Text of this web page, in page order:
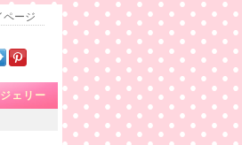
ページ
ェリー